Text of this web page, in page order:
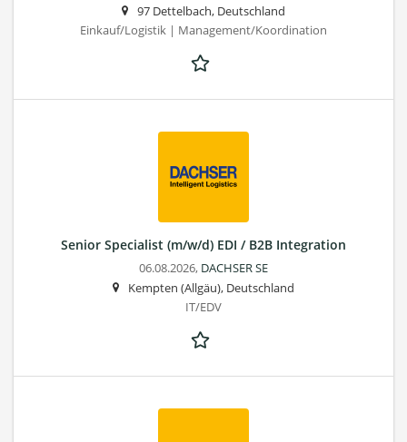
97 Dettelbach, Deutschland
Einkauf/Logistik | Management/Koordination
Senior Specialist (m/w/d) EDI / B2B Integration
06.08.2026, DACHSER SE
Kempten (Allgäu), Deutschland
IT/EDV